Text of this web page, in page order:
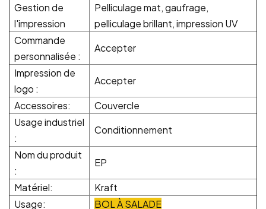
Gestion de
l'impression
Pelliculage mat, gaufrage,
pelliculage brillant, impression UV
Commande
personnalisée :
Accepter
Impression de
logo :
Accepter
Accessoires:
Couvercle
Usage industriel
:
Conditionnement
Nom du produit
:
EP
Matériel:
Kraft
Usage:
BOL À SALADE